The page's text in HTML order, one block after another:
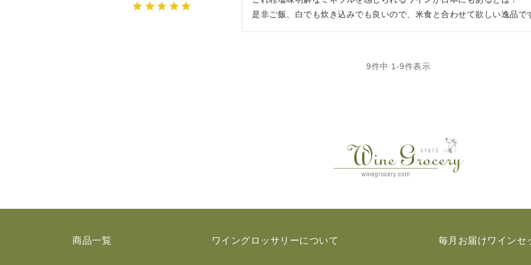
是非ご飯、白でも炊き込みでも良いので、米食と合わせて欲しい逸品で
9件中 1 -9件表示
商品一覧 ワイングロッサリーについて 毎月お届けワインセ